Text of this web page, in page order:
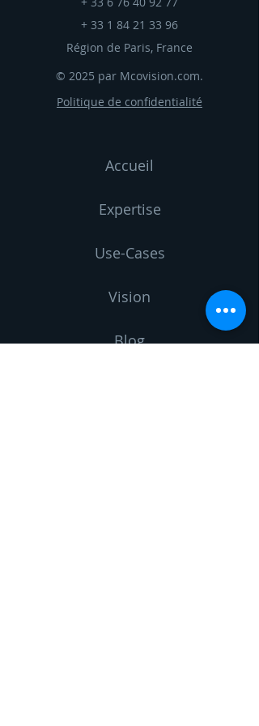
+ 33 1 84 21 33 96
Région de Paris, France
© 2025 par Mcovision.com.
Politique de confidentialité
Accueil
Expertise
Use-Cases
Vision
Blog